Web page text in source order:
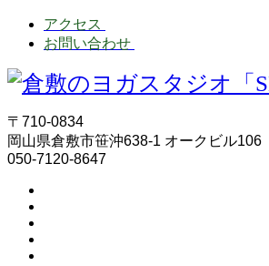
アクセス
お問い合わせ
〒710-0834
岡山県倉敷市笹沖638-1 オークビル106
050-7120-8647